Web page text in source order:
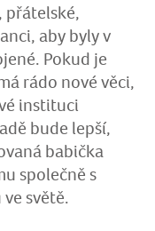
přátelské,
aby byly v
Pokud je
rádo nové věci,
instituci
bude lepší,
babička
společně s
světě.